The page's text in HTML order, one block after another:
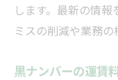
します。最新の情
ミスの削減や業務の
黒ナンバーの運賃